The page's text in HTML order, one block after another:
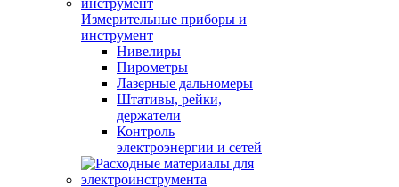
Измерительные приборы и
инструмент
Нивелиры
Пирометры
Лазерные дальномеры
Штативы, рейки,
держатели
Контроль
электроэнергии и сетей